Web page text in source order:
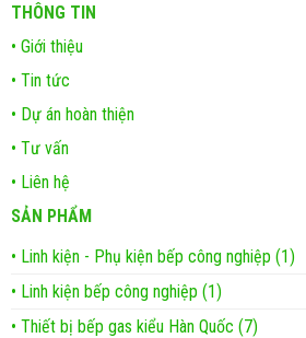
THÔNG TIN
• Giới thiệu
• Tin tức
• Dự án hoàn thiện
• Tư vấn
• Liên hệ
SẢN PHẨM
• Linh kiện - Phụ kiện bếp công nghiệp (1)
• Linh kiện bếp công nghiệp (1)
• Thiết bị bếp gas kiểu Hàn Quốc (7)